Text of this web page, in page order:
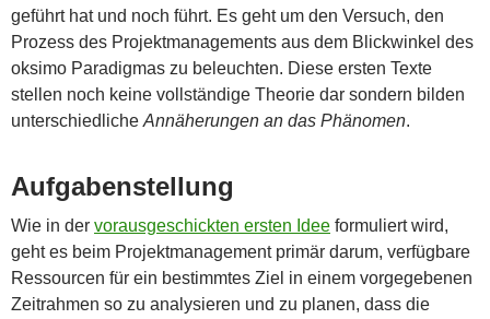
geführt hat und noch führt. Es geht um den Versuch, den
Prozess des Projektmanagements aus dem Blickwinkel des
oksimo Paradigmas zu beleuchten. Diese ersten Texte
stellen noch keine vollständige Theorie dar sondern bilden
unterschiedliche Annäherungen an das Phänomen.
Aufgabenstellung
Wie in der vorausgeschickten ersten Idee formuliert wird,
geht es beim Projektmanagement primär darum, verfügbare
Ressourcen für ein bestimmtes Ziel in einem vorgegebenen
Zeitrahmen so zu analysieren und zu planen, dass die